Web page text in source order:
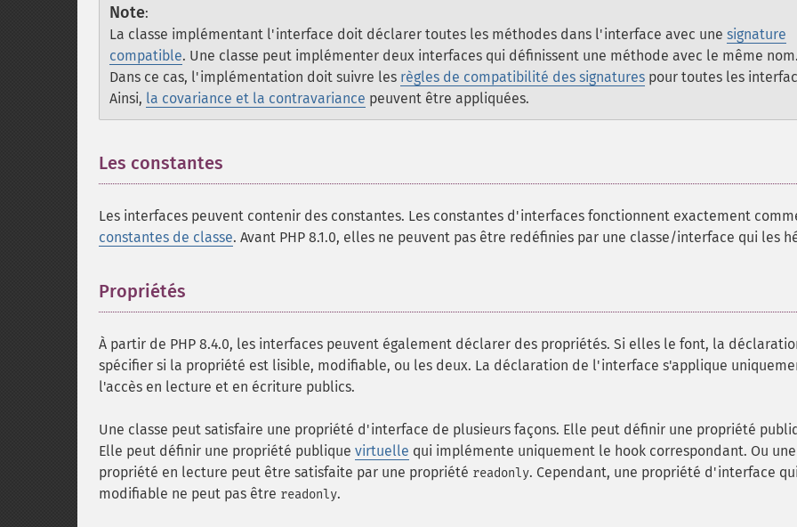
Note:
La classe implémentant l'interface doit déclarer toutes les méthodes dans l'interface avec une signature
compatible. Une classe peut implémenter deux interfaces qui définissent une méthode avec le même
Dans ce cas, l'implémentation doit suivre les règles de compatibilité des signatures pour toutes les
Ainsi, la covariance et la contravariance peuvent être appliquées.
Les constantes
Les interfaces peuvent contenir des constantes. Les constantes d'interfaces fonctionnent exactement
constantes de classe. Avant PHP 8.1.0, elles ne peuvent pas être redéfinies par une classe/interface qui les
Propriétés
À partir de PHP 8.4.0, les interfaces peuvent également déclarer des propriétés. Si elles le font, la
spécifier si la propriété est lisible, modifiable, ou les deux. La déclaration de l'interface s'applique
l'accès en lecture et en écriture publics.
Une classe peut satisfaire une propriété d'interface de plusieurs façons. Elle peut définir une propriété
Elle peut définir une propriété publique virtuelle qui implémente uniquement le hook correspondant. Ou une
propriété en lecture peut être satisfaite par une propriété readonly. Cependant, une propriété d'interface
modifiable ne peut pas être readonly.